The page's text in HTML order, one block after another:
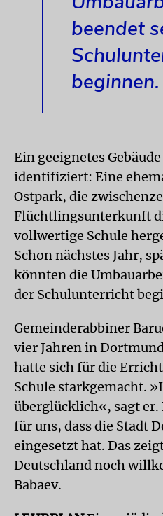
beendet
beginnen.
Ein geeignetes
identifiziert: Eine
Ostpark, die
Flüchtlingsunterkunft
vollwertige Schule
Schon nächstes Jahr,
könnten die
der Schulunterricht
Gemeinderabbiner
vier Jahren in
hatte sich für die
Schule starkgemacht.
überglücklich«, sagt
für uns, dass die Stadt
eingesetzt hat. Das
Deutschland noch
Babaev.